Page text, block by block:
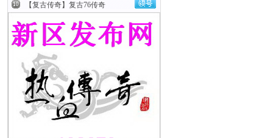
【复古传奇】复古76传奇